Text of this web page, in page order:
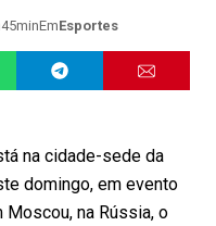
EmEsportes
na cidade-sede da
domingo, em evento
Moscou, na Rússia, o